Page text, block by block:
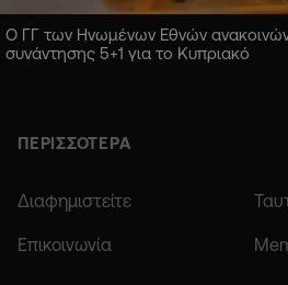
Ο ΓΓ των Ηνωμένων Εθνών
συνάντησης 5+1 για το Κυπριακό
ΠΕΡΙΣΣΟΤΕΡΑ
Διαφημιστείτε
Επικοινωνία